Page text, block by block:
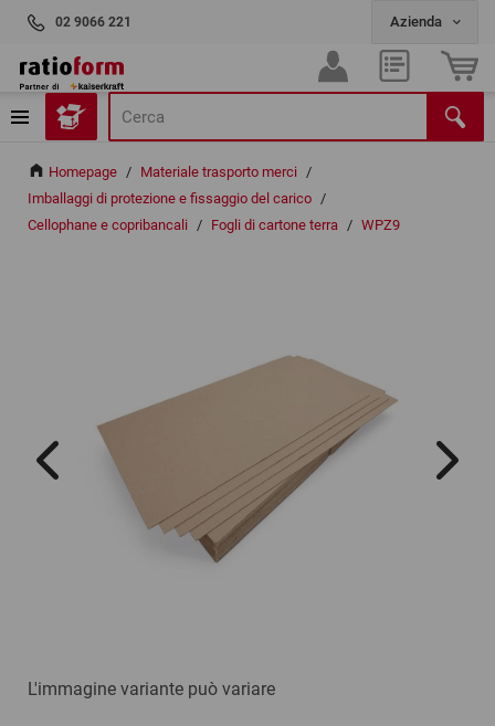
02 9066 221
Homepage / Materiale trasporto merci /
Imballaggi di protezione e fissaggio del carico /
Cellophane e copribancali / Fogli di cartone terra / WPZ9
L'immagine variante può variare